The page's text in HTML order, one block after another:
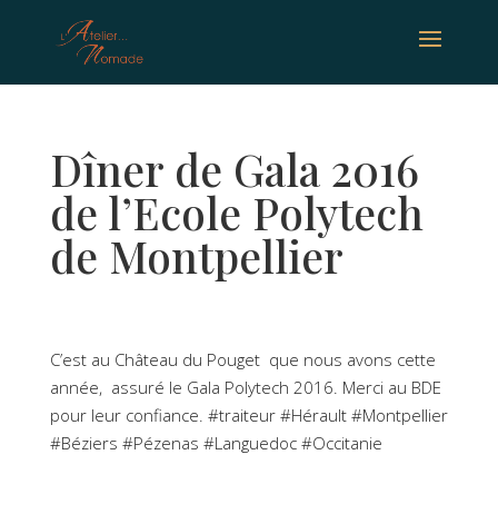
Dîner de Gala 2016
de l’Ecole Polytech
de Montpellier
C’est au Château du Pouget que nous avons cette
année, assuré le Gala Polytech 2016. Merci au BDE
pour leur confiance. #traiteur #Hérault #Montpellier
#Béziers #Pézenas #Languedoc #Occitanie